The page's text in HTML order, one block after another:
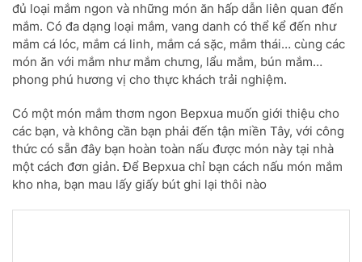
đủ loại mắm ngon và những món ăn hấp dẫn liên quan đến
mắm. Có đa dạng loại mắm, vang danh có thể kể đến như
mắm cá lóc, mắm cá linh, mắm cá sặc, mắm thái… cùng các
món ăn với mắm như mắm chưng, lẩu mắm, bún mắm…
phong phú hương vị cho thực khách trải nghiệm.
Có một món mắm thơm ngon Bepxua muốn giới thiệu cho
các bạn, và không cần bạn phải đến tận miền Tây, với công
thức có sẵn đây bạn hoàn toàn nấu được món này tại nhà
một cách đơn giản. Để Bepxua chỉ bạn cách nấu món mắm
kho nha, bạn mau lấy giấy bút ghi lại thôi nào